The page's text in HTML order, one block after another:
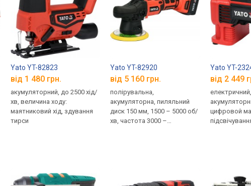
Yato YT-82823
від 1 480 грн.
акумуляторний, до 2500 хід/
хв, величина ходу:
маятниковий хід, здування
тирси
Yato YT-82920
від 5 160 грн.
полірувальна,
акумуляторна, пиляльний
диск 150 мм, 1500 – 5000 об/
хв, частота 3000 –
Yato YT-
від 2 449
цифровой